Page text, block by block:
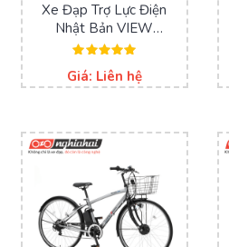
Xe Đạp Trợ Lực Điện
Nhật Bản VIEW
ASL263KDZ
hạng
5.00
Giá: Liên hệ